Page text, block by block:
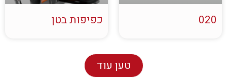
020 כפיפות בטן
טען עוד